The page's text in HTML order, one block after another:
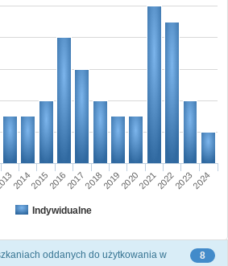
Indywidualne
20142015201620172018201920202021202220232024
8
oddanych do użytkowania w